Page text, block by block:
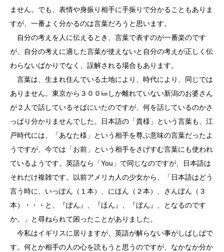
ません。でも、表情や身振り相手に手振りで分かることもありま
すが、一番よく分かるのは言葉だろうと思います。
自分の考えを人に伝えるとき、言葉で表すのが一番楽のです
が、自分の考えに適した言葉が使えないと自分の考えが正しく伝
わらないばかりでなく、誤解される場合もあります。
言葉は、生まれ住んでいる土地により、時代により、同じでは
ありません。東京から３００㎞しか離れていない新潟のお婆さん
が２人で話しているそばにいたのですが、何を話しているのかさ
っぱり分かりませんでした。日本語の「貴様」という言葉も、江
戸時代には、「あなた様」という相手を尊ぶ意味の言葉だったよ
うですが、今では「お前」という相手をさげすむ言葉にも使われ
ているようです。英語なら「You」で同じなのですが、日本語は
それだけ複雑です。以前アメリカ人の少女から、「日本語はどう
言う時に、いっぽん（１本）、にほん（２本）、さんぼん（３
本）・・・と、『ぽん』、『ほん』、『ぼん』、となるのです
か。」と尋ねられて困ったことがありました。
今私はイギリスに居りますが、英語が解らない事がしばしばで
す。何とか相手の人の心を読もうと思うのですが、なかなか分か